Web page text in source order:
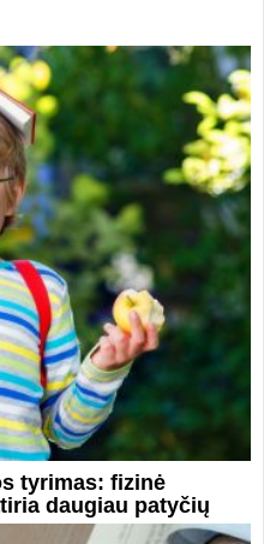
tyrimas: fizinė
daugiau patyčių